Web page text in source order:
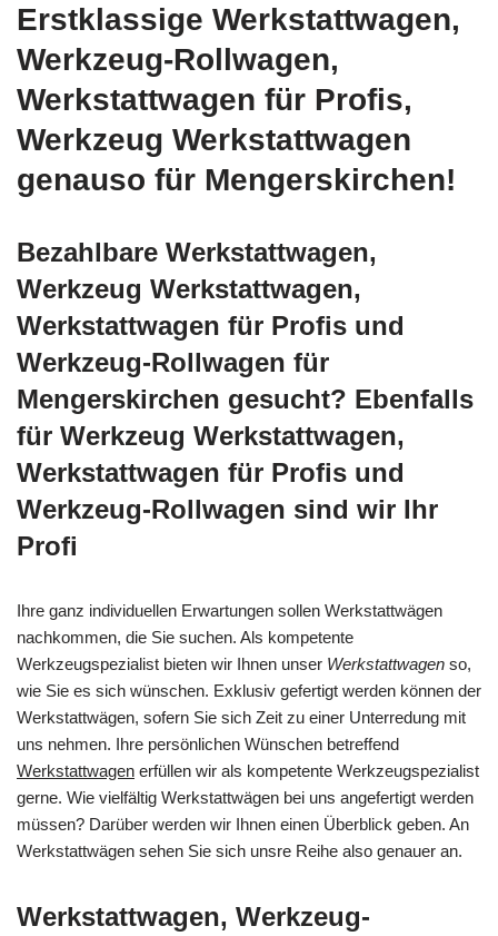
Erstklassige Werkstattwagen,
Werkzeug-Rollwagen,
Werkstattwagen für Profis,
Werkzeug Werkstattwagen
genauso für Mengerskirchen!
Bezahlbare Werkstattwagen,
Werkzeug Werkstattwagen,
Werkstattwagen für Profis und
Werkzeug-Rollwagen für
Mengerskirchen gesucht? Ebenfalls
für Werkzeug Werkstattwagen,
Werkstattwagen für Profis und
Werkzeug-Rollwagen sind wir Ihr
Profi
Ihre ganz individuellen Erwartungen sollen Werkstattwägen
nachkommen, die Sie suchen. Als kompetente
Werkzeugspezialist bieten wir Ihnen unser Werkstattwagen so,
wie Sie es sich wünschen. Exklusiv gefertigt werden können der
Werkstattwägen, sofern Sie sich Zeit zu einer Unterredung mit
uns nehmen. Ihre persönlichen Wünschen betreffend
Werkstattwagen erfüllen wir als kompetente Werkzeugspezialist
gerne. Wie vielfältig Werkstattwägen bei uns angefertigt werden
müssen? Darüber werden wir Ihnen einen Überblick geben. An
Werkstattwägen sehen Sie sich unsre Reihe also genauer an.
Werkstattwagen, Werkzeug-